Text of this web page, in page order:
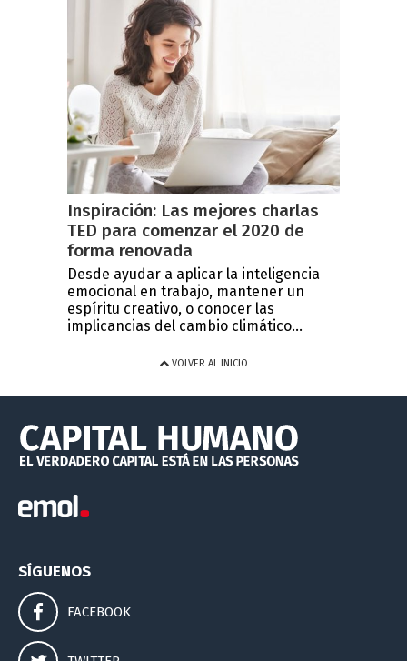
Inspiración: Las mejores charlas
TED para comenzar el 2020 de
forma renovada
Desde ayudar a aplicar la inteligencia
emocional en trabajo, mantener un
espíritu creativo, o conocer las
implicancias del cambio climático...
VOLVER AL INICIO
SÍGUENOS
FACEBOOK